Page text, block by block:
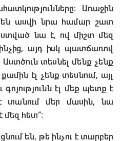
Առաջին
ասվի նրա համար շատ
նա է, ով միշտ մեզ
այդ իսկ պատճառով
Աստծուն տեսնել մենք չենք
էլ չենք տեսնում, այլ
էլ մեք պետք է
տանում մեր մասին, նա
մեզ հետ”։
են, թե ինչու է տարբեր